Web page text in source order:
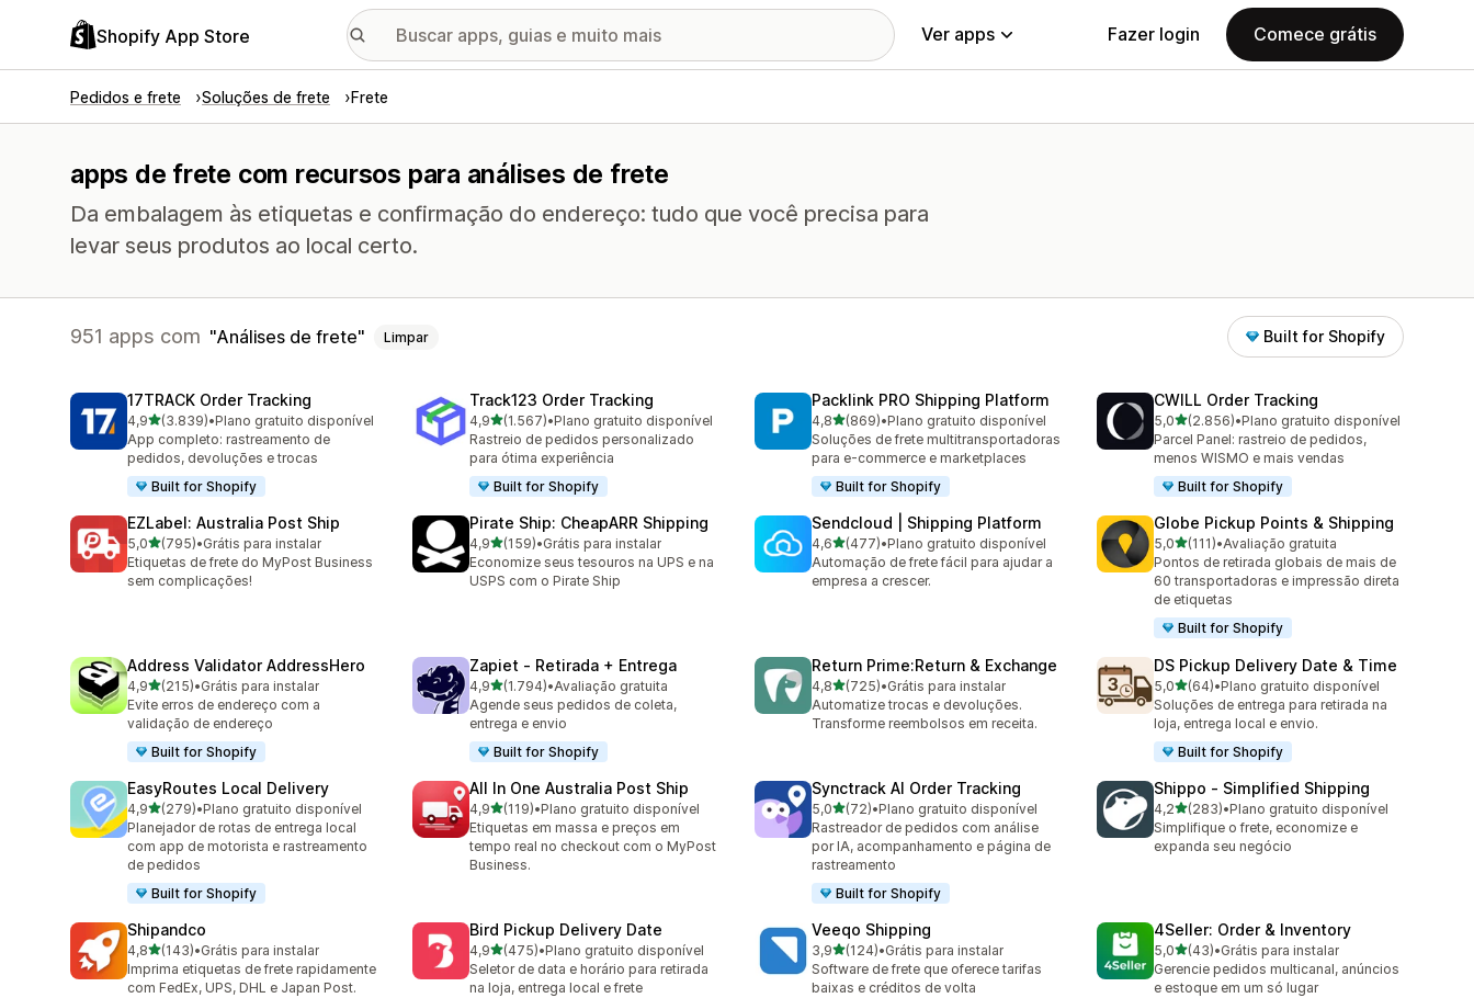
Shopify App Store Ver apps Fazer login Comece grátis
Pedidos e frete Soluções de frete Frete
apps de frete com recursos para análises de frete
Da embalagem às etiquetas e confirmação do endereço: tudo que você precisa para
levar seus produtos ao local certo.
951 apps com Análises de frete Limpar Built for Shopify
17TRACK Order Tracking
4,9de 5 estrelas
(3.839)
3839 avaliações ao todo
•Plano gratuito disponível
App completo: rastreamento de
pedidos, devoluções e trocas
Built for Shopify
Track123 Order Tracking
4,9de 5 estrelas
(1.567)
1567 avaliações ao todo
•Plano gratuito disponível
Rastreio de pedidos personalizado
para ótima experiência
Built for Shopify
Packlink PRO Shipping Platform
4,8de 5 estrelas
(869)
869 avaliações ao todo
•Plano gratuito disponível
Soluções de frete multitransportadoras
para e-commerce e marketplaces
Built for Shopify
CWILL Order Tracking
5,0de 5 estrelas
(2.856)
2856 avaliações ao todo
•Plano gratuito disponível
Parcel Panel: rastreio de pedidos,
menos WISMO e mais vendas
Built for Shopify
EZLabel: Australia Post Ship
5,0de 5 estrelas
(795)
795 avaliações ao todo
•Grátis para instalar
Etiquetas de frete do MyPost Business
sem complicações!
Pirate Ship: CheapARR Shipping
4,9de 5 estrelas
(159)
159 avaliações ao todo
•Grátis para instalar
Economize seus tesouros na UPS e na
USPS com o Pirate Ship
Sendcloud | Shipping Platform
4,6de 5 estrelas
(477)
477 avaliações ao todo
•Plano gratuito disponível
Automação de frete fácil para ajudar a
empresa a crescer.
Globe Pickup Points & Shipping
5,0de 5 estrelas
(111)
111 avaliações ao todo
•Avaliação gratuita
Pontos de retirada globais de mais de
60 transportadoras e impressão direta
de etiquetas
Built for Shopify
Address Validator AddressHero
4,9de 5 estrelas
(215)
215 avaliações ao todo
•Grátis para instalar
Evite erros de endereço com a
validação de endereço
Built for Shopify
Zapiet ‑ Retirada + Entrega
4,9de 5 estrelas
(1.794)
1794 avaliações ao todo
•Avaliação gratuita
Agende seus pedidos de coleta,
entrega e envio
Built for Shopify
Return Prime:Return & Exchange
4,8de 5 estrelas
(725)
725 avaliações ao todo
•Grátis para instalar
Automatize trocas e devoluções.
Transforme reembolsos em receita.
DS Pickup Delivery Date & Time
5,0de 5 estrelas
(64)
64 avaliações ao todo
•Plano gratuito disponível
Soluções de entrega para retirada na
loja, entrega local e envio.
Built for Shopify
EasyRoutes Local Delivery
4,9de 5 estrelas
(279)
279 avaliações ao todo
•Plano gratuito disponível
Planejador de rotas de entrega local
com app de motorista e rastreamento
de pedidos
Built for Shopify
All In One Australia Post Ship
4,9de 5 estrelas
(119)
119 avaliações ao todo
•Plano gratuito disponível
Etiquetas em massa e preços em
tempo real no checkout com o MyPost
Business.
Synctrack AI Order Tracking
5,0de 5 estrelas
(72)
72 avaliações ao todo
•Plano gratuito disponível
Rastreador de pedidos com análise
por IA, acompanhamento e página de
rastreamento
Built for Shopify
Shippo ‑ Simplified Shipping
4,2de 5 estrelas
(283)
283 avaliações ao todo
•Plano gratuito disponível
Simplifique o frete, economize e
expanda seu negócio
Shipandco
4,8de 5 estrelas
(143)
143 avaliações ao todo
•Grátis para instalar
Imprima etiquetas de frete rapidamente
com FedEx, UPS, DHL e Japan Post.
Bird Pickup Delivery Date
4,9de 5 estrelas
(475)
475 avaliações ao todo
•Plano gratuito disponível
Seletor de data e horário para retirada
na loja, entrega local e frete
Veeqo Shipping
3,9de 5 estrelas
(124)
124 avaliações ao todo
•Grátis para instalar
Software de frete que oferece tarifas
baixas e créditos de volta
4Seller: Order & Inventory
5,0de 5 estrelas
(43)
43 avaliações ao todo
•Grátis para instalar
Gerencie pedidos multicanal, anúncios
e estoque em um só lugar